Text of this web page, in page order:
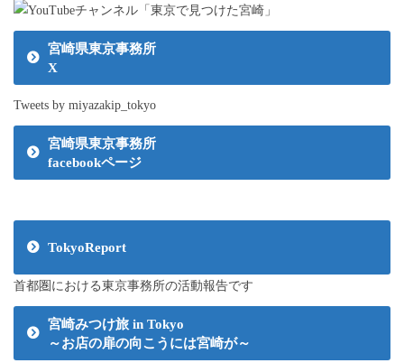
宮崎県東京事務所
X
Tweets by miyazakip_tokyo
宮崎県東京事務所
facebookページ
TokyoReport
首都圏における東京事務所の活動報告です
宮崎みつけ旅 in Tokyo
～お店の扉の向こうには宮崎が～